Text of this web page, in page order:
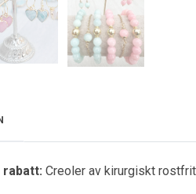
rabatt: Creoler av kirurgiskt